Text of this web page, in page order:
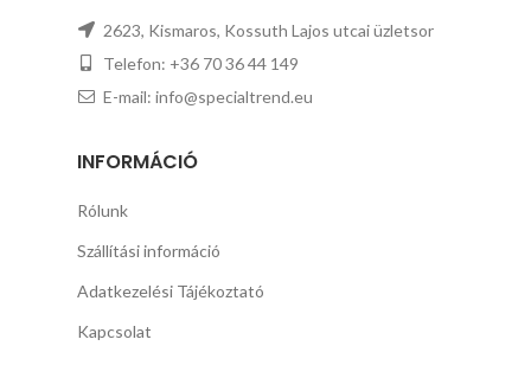
2623, Kismaros, Kossuth Lajos utcai üzletsor
Telefon: +36 70 36 44 149
E-mail: info@specialtrend.eu
INFORMÁCIÓ
Rólunk
Szállítási információ
Adatkezelési Tájékoztató
Kapcsolat